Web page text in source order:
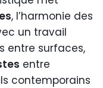
, l’harmonie des
un travail
entre surfaces,
entre
contemporains